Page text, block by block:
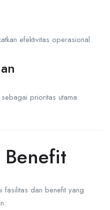
efektivitas operasional.
prioritas utama
Benefit
fasilitas dan benefit yang